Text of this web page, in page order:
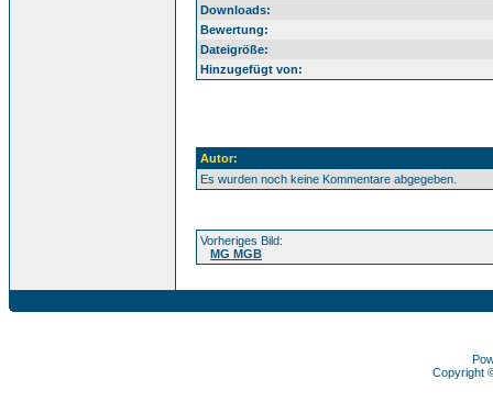
Downloads:
Bewertung:
Dateigröße:
Hinzugefügt von:
Autor:
Es wurden noch keine Kommentare abgegeben.
Vorheriges Bild:
MG MGB
Copyright